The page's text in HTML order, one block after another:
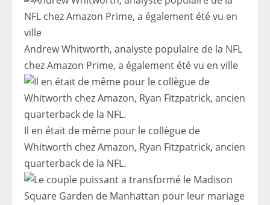
Andrew Whitworth, analyste populaire de la NFL
chez Amazon Prime, a également été vu en ville
Il en était de même pour le collègue de
Whitworth chez Amazon, Ryan Fitzpatrick, ancien
quarterback de la NFL.